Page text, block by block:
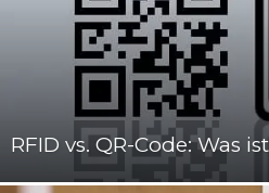
RFID vs. QR-Code: Was